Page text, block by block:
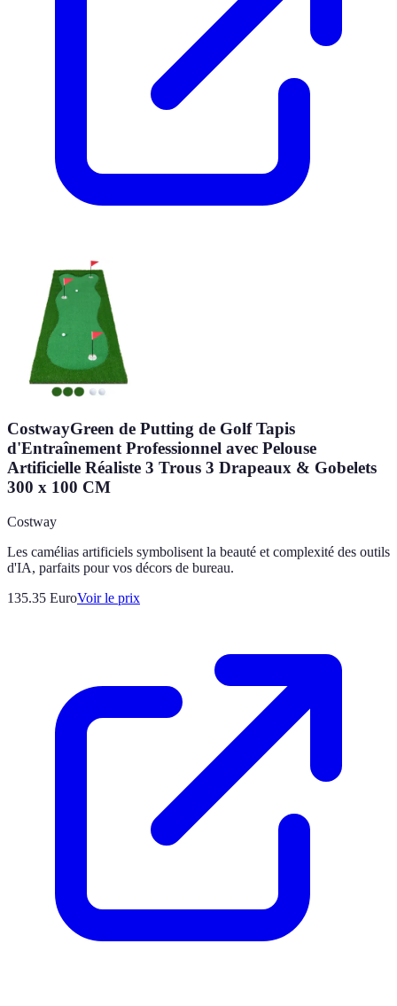
CostwayGreen de Putting de Golf Tapis
d'Entraînement Professionnel avec Pelouse
Artificielle Réaliste 3 Trous 3 Drapeaux & Gobelets
300 x 100 CM
Costway
Les camélias artificiels symbolisent la beauté et complexité des outils
d'IA, parfaits pour vos décors de bureau.
135.35 EuroVoir le prix